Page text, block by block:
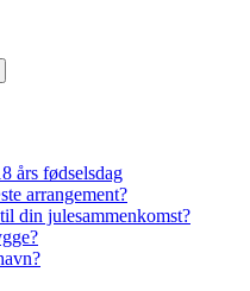
års fødselsdag
arrangement?
din julesammenkomst?